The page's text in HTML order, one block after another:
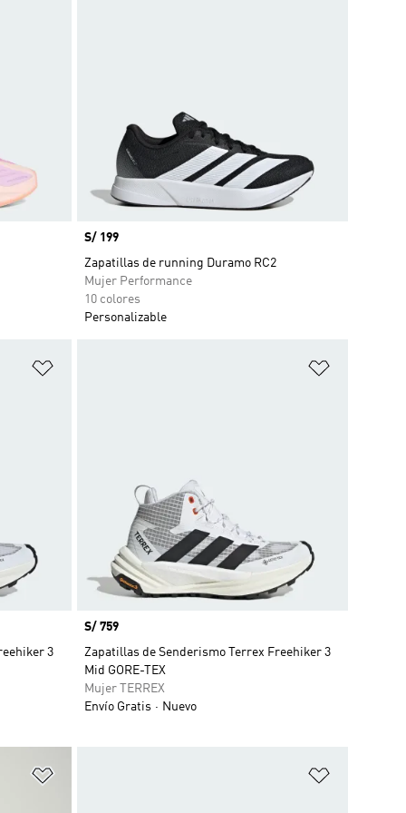
Precio
S/ 199
Zapatillas de running Duramo RC2
Mujer Performance
10 colores
Personalizable
3
Precio
S/ 759
Zapatillas de Senderismo Terrex Freehiker 3
Mid GORE-TEX
Mujer TERREX
Envío Gratis
Nuevo